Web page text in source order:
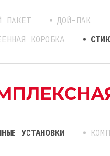
ПАКЕТ ДОЙ-ПАК
КОРОБКА
СТИК
УСТАНОВКИ